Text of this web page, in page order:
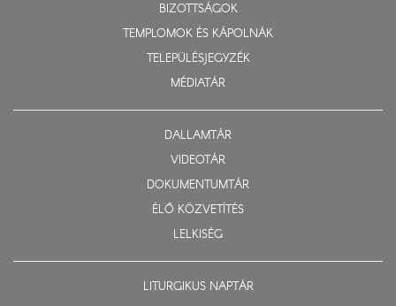
BIZOTTSÁGOK
TEMPLOMOK ÉS KÁPOLNÁK
TELEPÜLÉSJEGYZÉK
MÉDIATÁR
DALLAMTÁR
VIDEOTÁR
DOKUMENTUMTÁR
ÉLŐ KÖZVETÍTÉS
LELKISÉG
LITURGIKUS NAPTÁR